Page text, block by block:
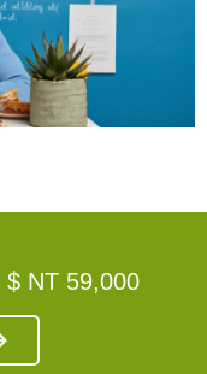
$ NT 59,000